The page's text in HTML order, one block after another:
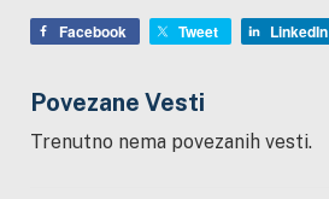
Facebook Tweet LinkedIn
Povezane Vesti
Trenutno nema povezanih vesti.